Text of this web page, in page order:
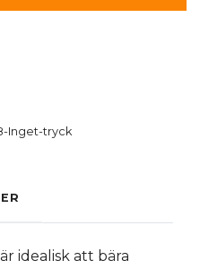
Inget-tryck
idealisk att bära